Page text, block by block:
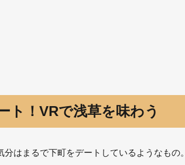
ト！VRで浅草を味わう
はまるで下町をデートしているようなもの。